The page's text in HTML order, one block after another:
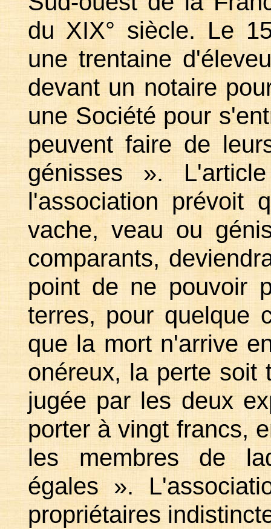
du XIX° siècle. Le
une trentaine
devant un notaire
une Société pour
peuvent faire de
génisses ».
l'association prévoit
vache, veau ou
comparants,
point de ne pouvoir
terres, pour quelque
que la mort n'arrive
onéreux, la perte soit
jugée par les deux
porter à vingt francs,
les membres de
égales ».
propriétaires